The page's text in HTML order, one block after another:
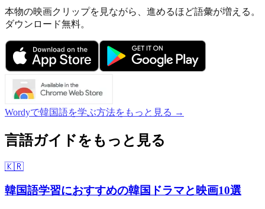
本物の映画クリップを見ながら、進めるほど語彙が増える。
ダウンロード無料。
Wordyで韓国語を学ぶ方法をもっと見る →
言語ガイドをもっと見る
🇰🇷
韓国語学習におすすめの韓国ドラマと映画10選